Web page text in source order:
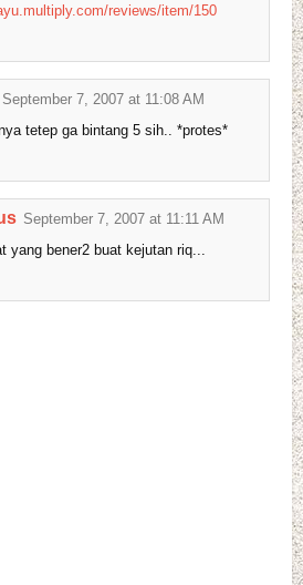
reviews/item/150
September 7, 2007 at 11:08 AM
tetep ga bintang 5 sih.. *protes*
September 7, 2007 at 11:11 AM
yang bener2 buat kejutan riq...